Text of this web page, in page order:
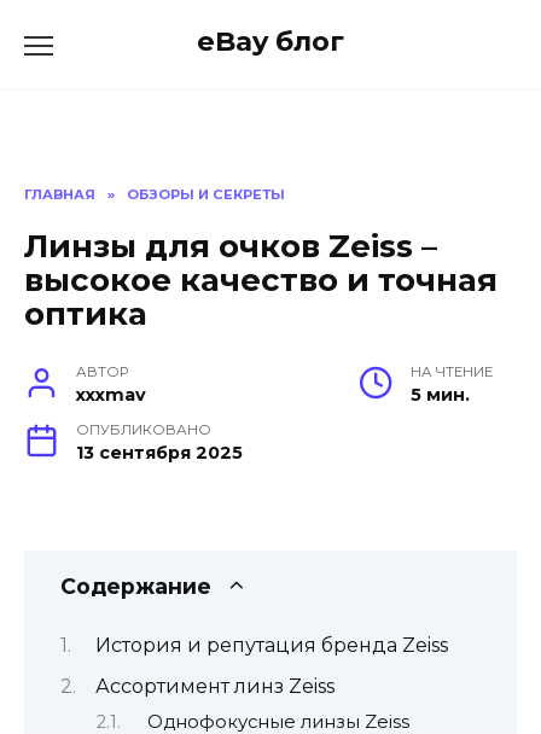
eBay блог
ГЛАВНАЯ » ОБЗОРЫ И СЕКРЕТЫ
Линзы для очков Zeiss –
высокое качество и точная
оптика
АВТОР
xxxmav
НА ЧТЕНИЕ
5 мин.
ОПУБЛИКОВАНО
13 сентября 2025
Содержание
История и репутация бренда Zeiss
Ассортимент линз Zeiss
Однофокусные линзы Zeiss